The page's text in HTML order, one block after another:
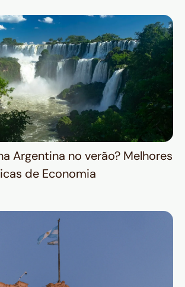
Argentina no verão? Melhores
de Economia